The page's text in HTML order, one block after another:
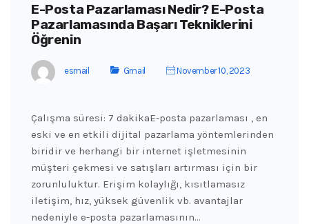
E-Posta Pazarlaması Nedir? E-Posta
Pazarlamasında Başarı Tekniklerini
Öğrenin
esmail Gmail November 10, 2023
Çalışma süresi: 7 dakikaE-posta pazarlaması , en
eski ve en etkili dijital pazarlama yöntemlerinden
biridir ve herhangi bir internet işletmesinin
müşteri çekmesi ve satışları artırması için bir
zorunluluktur. Erişim kolaylığı, kısıtlamasız
iletişim, hız, yüksek güvenlik vb. avantajlar
nedeniyle e-posta pazarlamasının…